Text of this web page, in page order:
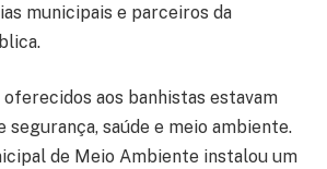
municipais e parceiros da
aos banhistas estavam
saúde e meio ambiente.
de Meio Ambiente instalou um